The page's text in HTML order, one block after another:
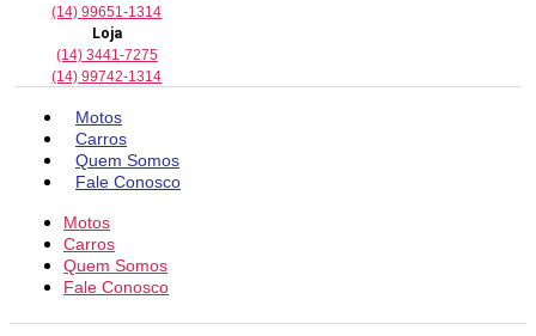
(14) 99651-1314
Loja
(14) 3441-7275
(14) 99742-1314
Motos
Carros
Quem Somos
Fale Conosco
Motos
Carros
Quem Somos
Fale Conosco